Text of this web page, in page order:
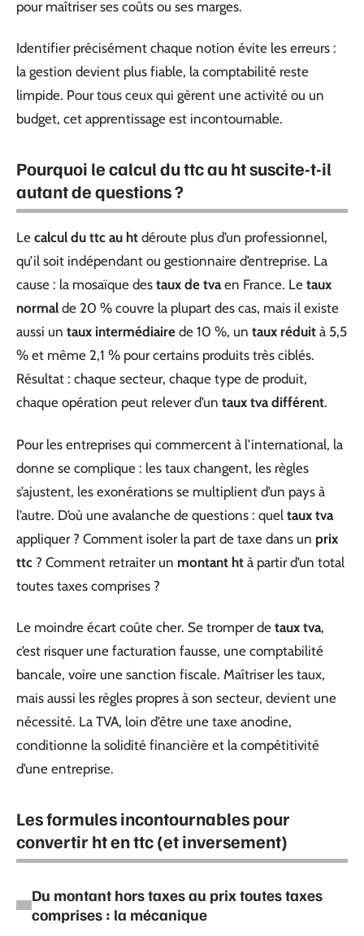
pour maîtriser ses coûts ou ses marges.
Identifier précisément chaque notion évite les erreurs :
la gestion devient plus fiable, la comptabilité reste
limpide. Pour tous ceux qui gèrent une activité ou un
budget, cet apprentissage est incontournable.
Pourquoi le calcul du ttc au ht suscite-t-il
autant de questions ?
Le calcul du ttc au ht déroute plus d’un professionnel,
qu’il soit indépendant ou gestionnaire d’entreprise. La
cause : la mosaïque des taux de tvaen France. Le taux
normal de 20 % couvre la plupart des cas, mais il existe
aussi un taux intermédiaire de 10 %, un taux réduit à 5,5
% et même 2,1 % pour certains produits très ciblés.
Résultat : chaque secteur, chaque type de produit,
chaque opération peut relever d’un taux tva différent.
Pour les entreprises qui commercent à l’international, la
donne se complique : les taux changent, les règles
s’ajustent, les exonérations se multiplient d’un pays à
l’autre. D’où une avalanche de questions : quel taux tva
appliquer ? Comment isoler la part de taxe dans un prix
ttc ? Comment retraiter un montant ht à partir d’un total
toutes taxes comprises ?
Le moindre écart coûte cher. Se tromper de taux tva,
c’est risquer une facturation fausse, une comptabilité
bancale, voire une sanction fiscale. Maîtriser les taux,
mais aussi les règles propres à son secteur, devient une
nécessité. La TVA, loin d’être une taxe anodine,
conditionne la solidité financière et la compétitivité
d’une entreprise.
Les formules incontournables pour
convertir ht en ttc (et inversement)
Du montant hors taxes au prix toutes taxes
comprises : la mécanique